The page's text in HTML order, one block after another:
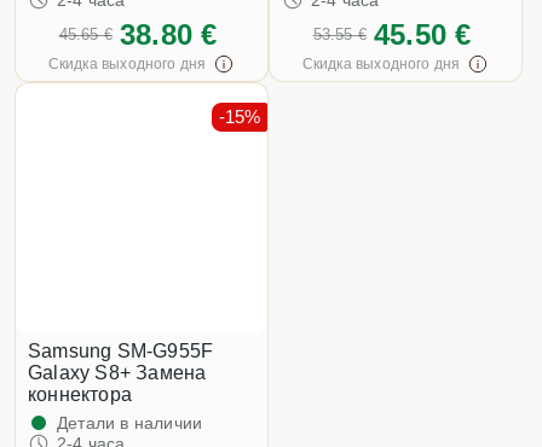
45.65 € 38.80 €
Скидка выходного дня
53.55 € 45.50 €
Скидка выходного дня
Samsung SM-G955F
Galaxy S8+ Замена
коннектора
Детали в наличии
2-4 часа
-15%